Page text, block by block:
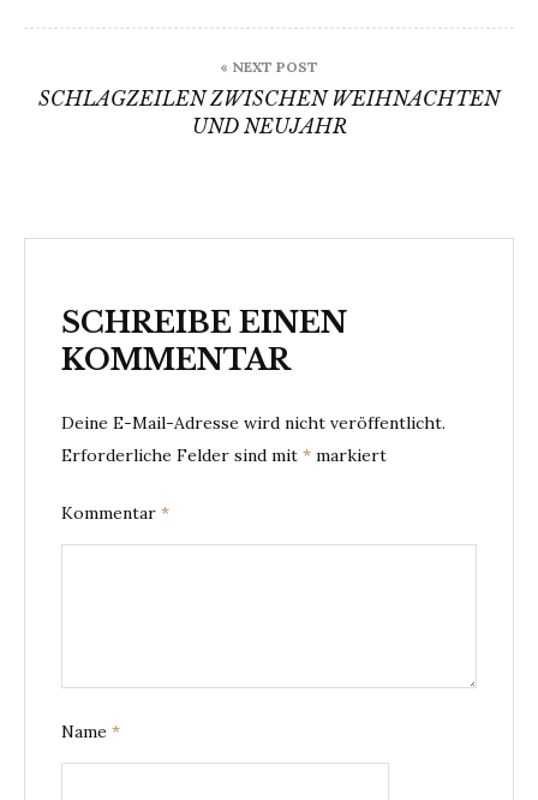
« NEXT POST
SCHLAGZEILEN ZWISCHEN WEIHNACHTEN
UND NEUJAHR
SCHREIBE EINEN
KOMMENTAR
Deine E-Mail-Adresse wird nicht veröffentlicht.
Erforderliche Felder sind mit * markiert
Kommentar *
Name *